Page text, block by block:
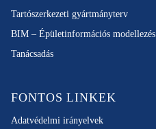
Tartószerkezeti gyártmányterv
BIM – Épületinformációs modellezés
Tanácsadás
FONTOS LINKEK
Adatvédelmi irányelvek